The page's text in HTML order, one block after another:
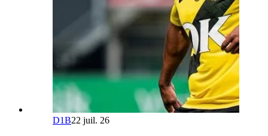
D1B22 juil. 26